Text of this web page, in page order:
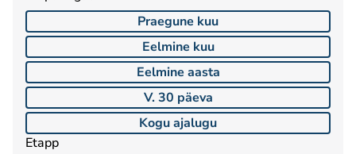
Praegune kuu
Eelmine kuu
Eelmine aasta
V. 30 päeva
Kogu ajalugu
Etapp